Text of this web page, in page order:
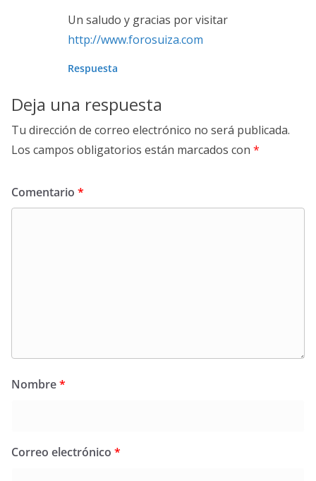
Un saludo y gracias por visitar
http://www.forosuiza.com
Respuesta
Deja una respuesta
Tu dirección de correo electrónico no será publicada.
Los campos obligatorios están marcados con *
Comentario *
Nombre*
Correo electrónico *